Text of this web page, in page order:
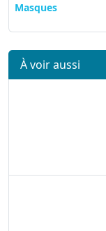
Masques
À voir aussi